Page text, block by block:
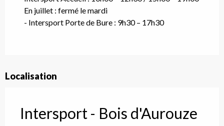
En juillet : fermé le mardi
- Intersport Porte de Bure : 9h30 – 17h30
Localisation
Intersport - Bois d'Aurouze